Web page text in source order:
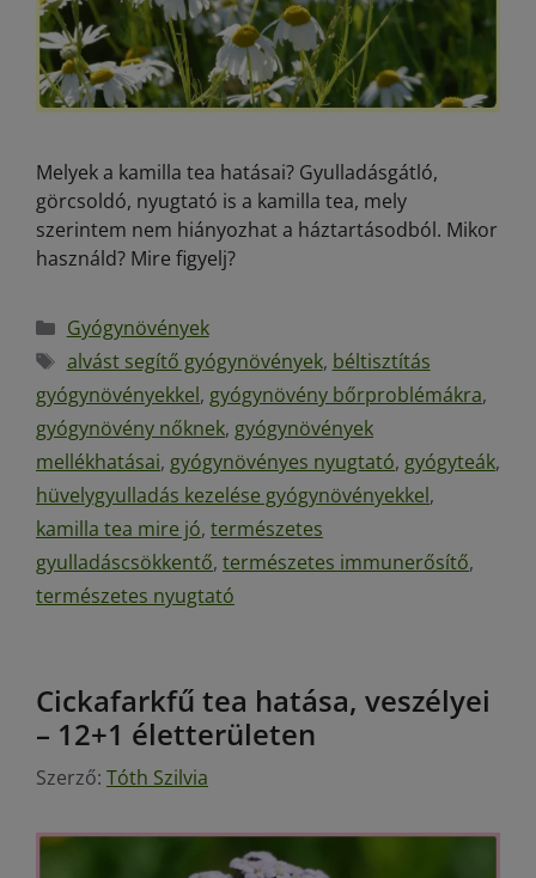
Melyek a kamilla tea hatásai? Gyulladásgátló,
görcsoldó, nyugtató is a kamilla tea, mely
szerintem nem hiányozhat a háztartásodból. Mikor
használd? Mire figyelj?
Gyógynövények
alvást segítő gyógynövények, béltisztítás
gyógynövényekkel, gyógynövény bőrproblémákra,
gyógynövény nőknek, gyógynövények
mellékhatásai, gyógynövényes nyugtató, gyógyteák,
hüvelygyulladás kezelése gyógynövényekkel,
kamilla tea mire jó, természetes
gyulladáscsökkentő, természetes immunerősítő,
természetes nyugtató
Cickafarkfű tea hatása, veszélyei
– 12+1 életterületen
Szerző: Tóth Szilvia